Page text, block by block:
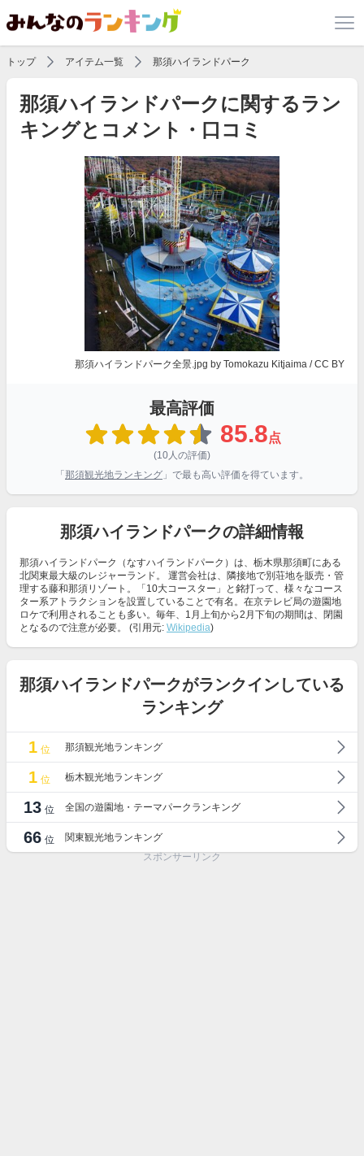
トップ アイテム一覧 那須ハイランドパーク
那須ハイランドパークに関するラン
キングとコメント・口コミ
那須ハイランドパーク全景.jpg by Tomokazu Kitjaima /CC BY
最高評価
85.8点
(10人の評価)
「 那須観光地ランキング 」で最も高い評価を得ています。
那須ハイランドパークの詳細情報
那須ハイランドパーク（なすハイランドパーク）は、栃木県那須町にある
北関東最大級のレジャーランド。 運営会社は、隣接地で別荘地を販売・管
理する藤和那須リゾート。「10大コースター」と銘打って、様々なコース
ター系アトラクションを設置していることで有名。在京テレビ局の遊園地
ロケで利用されることも多い。毎年、1月上旬から2月下旬の期間は、閉園
となるので注意が必要。 (引用元: Wikipedia)
那須ハイランドパークがランクインしている
ランキング
1 位 那須観光地ランキング
1 位 栃木観光地ランキング
13 位 全国の遊園地・テーマパークランキング
66 位
関東観光地ランキング
スポンサーリンク